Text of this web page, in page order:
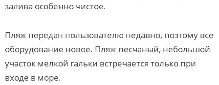
залива особенно чистое.
Пляж передан пользователю недавно, поэтому все
оборудование новое. Пляж песчаный, небольшой
участок мелкой гальки встречается только при
входе в море.